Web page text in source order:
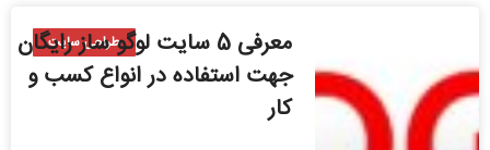
طراحی سایت
معرفی 5 سایت لوگو ساز رایگان
جهت استفاده در انواع کسب و
کار